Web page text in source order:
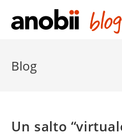
contenuto
Blog
Un salto